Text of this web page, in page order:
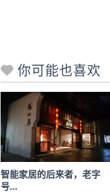
你可能也喜欢
智能家居的后来者，老字
号…